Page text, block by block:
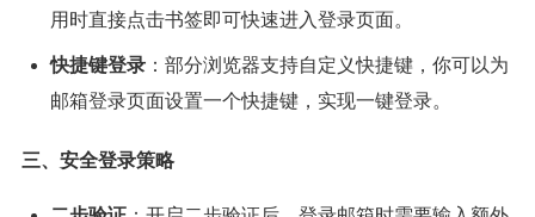
用时直接点击书签即可快速进入登录页面。
快捷键登录 ：部分浏览器支持自定义快捷键，你可以为
邮箱登录页面设置一个快捷键，实现一键登录。
三、安全登录策略